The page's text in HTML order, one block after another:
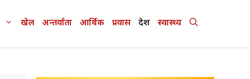
खेल अन्तर्वाता आर्थिक प्रवास देश स्वास्थ्य